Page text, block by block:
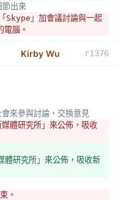
節出來
Skype」加會議討論與一起
電腦。
專用的電腦。
念）
弄現場重灌>///<
桌機是備案）
」「Skype」，確認執行
（帶桌機是備案）
語音」「Skype」，確
Kirby Wu
r1376
來參與討論，交換意見
體研究所」來公佈，吸收
研究所」來公佈，吸收新
。